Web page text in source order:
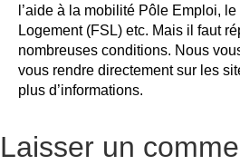
l’aide à la mobilité Pôle Emploi,
Logement (FSL) etc. Mais il faut
nombreuses conditions. Nous
vous rendre directement sur les
plus d’informations.
Laisser un